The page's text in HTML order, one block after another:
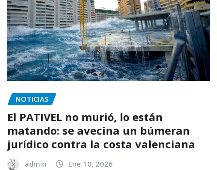
NOTICIAS
El PATIVEL no murió, lo están
matando: se avecina un búmeran
jurídico contra la costa valenciana
admin Ene 10, 2026